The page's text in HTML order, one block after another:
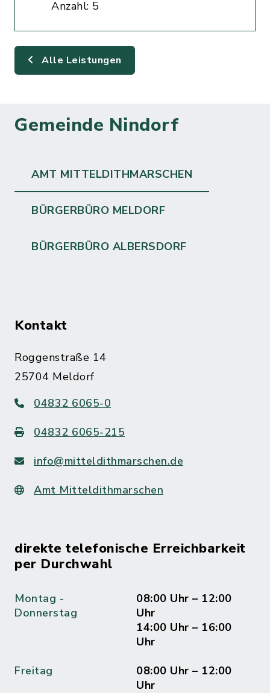
Anzahl: 5
Alle Leistungen
Gemeinde Nindorf
AMT MITTELDITHMARSCHEN
BÜRGERBÜRO MELDORF
BÜRGERBÜRO ALBERSDORF
Kontakt
Roggenstraße 14
25704 Meldorf
04832 6065-0
04832 6065-215
info@mitteldithmarschen.de
Amt Mitteldithmarschen
direkte telefonische Erreichbarkeit
per Durchwahl
Montag -
Donnerstag
08:00 Uhr – 12:00
Uhr
14:00 Uhr – 16:00
Uhr
Freitag
08:00 Uhr – 12:00
Uhr